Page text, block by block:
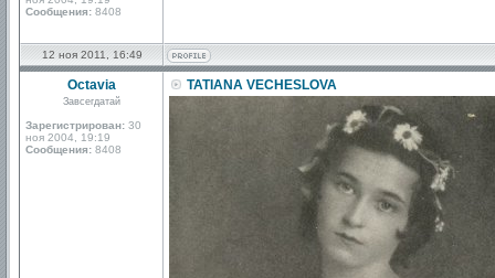
Сообщения: 8408
12 ноя 2011, 16:49
Octavia
Завсегдатай
Зарегистрирован: 30
ноя 2004, 19:19
Сообщения: 8408
TATIANA VECHESLOVA